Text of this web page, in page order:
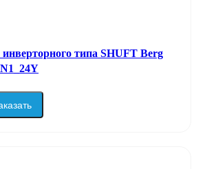
типа SHUFT Berg